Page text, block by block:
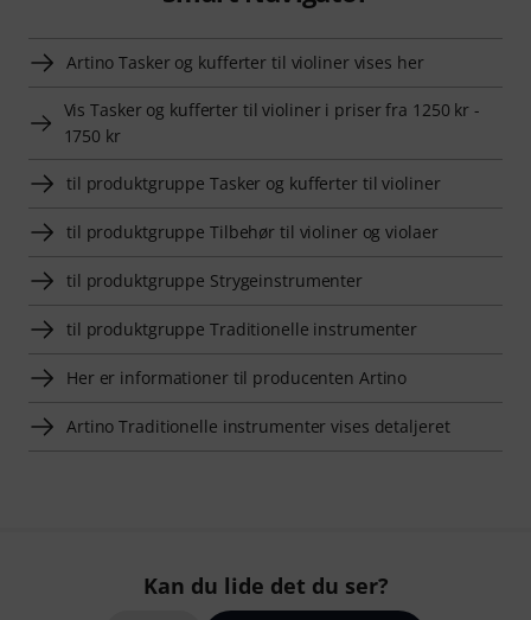
Artino Tasker og kufferter til violiner vises her
Vis Tasker og kufferter til violiner i priser fra 1250 kr -
1750 kr
til produktgruppe Tasker og kufferter til violiner
til produktgruppe Tilbehør til violiner og violaer
til produktgruppe Strygeinstrumenter
til produktgruppe Traditionelle instrumenter
Her er informationer til producenten Artino
Artino Traditionelle instrumenter vises detaljeret
Kan du lide det du ser?